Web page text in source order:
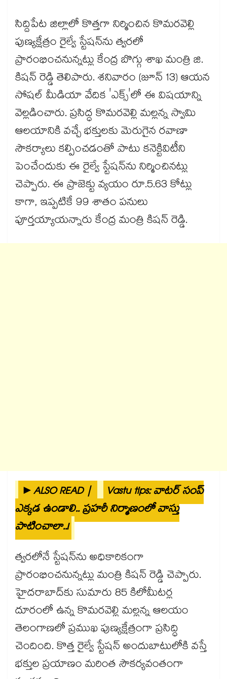
సిద్దిపేట జిల్లాలో కొత్తగా నిర్మించిన కొమరవెల్లి
పుణ్యక్షేత్రం రైల్వే స్టేషన్‌ను త్వరలో
ప్రారంభించనున్నట్లు కేంద్ర బొగ్గు శాఖ మంత్రి జి.
కిషన్ రెడ్డి తెలిపారు. శనివారం (జూన్ 13) ఆయన
సోషల్ మీడియా వేదిక 'ఎక్స్'లో ఈ విషయాన్ని
వెల్లడించారు. ప్రసిద్ధ కొమరవెల్లి మల్లన్న స్వామి
ఆలయానికి వచ్చే భక్తులకు మెరుగైన రవాణా
సౌకర్యాలు కల్పించడంతో పాటు కనెక్టివిటీని
పెంచేందుకు ఈ రైల్వే స్టేషన్‌ను నిర్మించినట్లు
చెప్పారు. ఈ ప్రాజెక్టు వ్యయం రూ.5.63 కోట్లు
కాగా, ఇప్పటికే 99 శాతం పనులు
పూర్తయ్యాయన్నారు కేంద్ర మంత్రి కిషన్ రెడ్డి.
►ALSO READ |
Vastu tips: వాటర్ సంప్
ఎక్కడ ఉండాలి.. ప్రహరీ నిర్మాణంలో వాస్తు
పాటించాలా..!
త్వరలోనే స్టేషన్‌ను అధికారికంగా
ప్రారంభించనున్నట్లు మంత్రి కిషన్ రెడ్డి చెప్పారు.
హైదరాబాద్‌కు సుమారు 85 కిలోమీటర్ల
దూరంలో ఉన్న కొమరవెల్లి మల్లన్న ఆలయం
తెలంగాణలో ప్రముఖ పుణ్యక్షేత్రంగా ప్రసిద్ధి
చెందింది. కొత్త రైల్వే స్టేషన్ అందుబాటులోకి వస్తే
భక్తుల ప్రయాణం మరింత సౌకర్యవంతంగా